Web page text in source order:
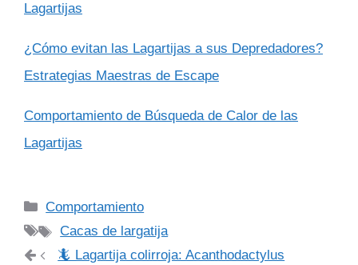
Lagartijas
¿Cómo evitan las Lagartijas a sus Depredadores?
Estrategias Maestras de Escape
Comportamiento de Búsqueda de Calor de las
Lagartijas
Categorías
Comportamiento
Etiquetas
Cacas de largatija
🦎 Lagartija colirroja: Acanthodactylus